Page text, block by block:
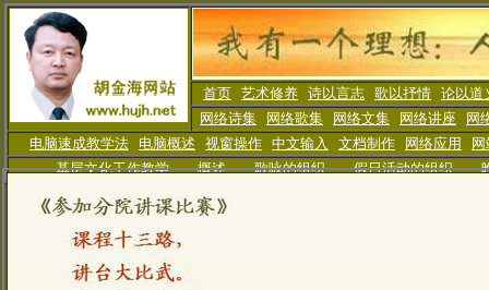
首页 艺术修养 诗以言志 歌以抒情 论以道
网络诗集
网络歌集 网络文集 网络讲座
网
电脑速成教学法
电脑概述 视窗操作 中文输入 文档制作 网络应用
基层文化工作教学
概述 歌咏的组织 假日活动的组织